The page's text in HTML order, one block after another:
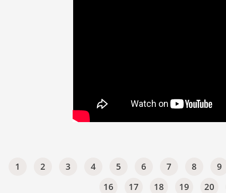
1 2 3 4 5 6 7 8
9
16
17 18 19 20